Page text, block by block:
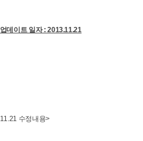
데이트 일자 : 2013.11.21
수정내용>